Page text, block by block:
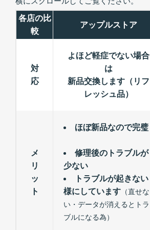
各店の比
較
アップルストア
対
応
よほど軽症でない場合
は
新品交換します（リフ
レッシュ品）
メ
リ
ッ
ト
ほぼ新品なので完璧
修理後のトラブルが
少ない
トラブルが起きない
様にしています （直せな
い・データが消えるとトラ
ブルになる為）